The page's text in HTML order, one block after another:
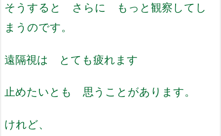
そうすると さらに もっと観察してし
まうのです。
遠隔視は とても疲れます
止めたいとも 思うことがあります。
けれど、